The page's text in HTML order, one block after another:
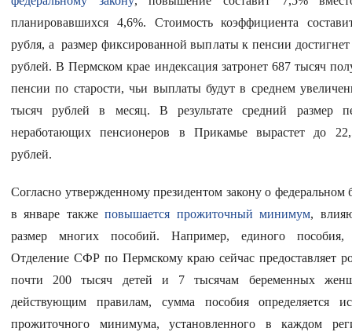
Монохромный Инверсивный
Синий фон
Изображения
Включены Выключены
Вернуть стандартные настройки
планировавшихся 4,6%. Стоимость коэффициента
рубля, а размер фиксированной выплаты к пенсии достигнет
рублей. В Пермском крае индексация затронет 687 тысяч
пенсии по старости, чьи выплаты будут в среднем
тысяч рублей в месяц. В результате средний размер
неработающих пенсионеров в Прикамье вырастет до
рублей.
Согласно утвержденному президентом закону о федеральном
в январе такжеповышается прожиточный минимум,
размер многих пособий. Например, единого пособия,
Отделение СФР по Пермскому краю сейчас предоставляет
почти 200 тысяч детей и 7 тысячам беременных
действующим правилам, сумма пособия определяется
прожиточного минимума, установленного в каждом